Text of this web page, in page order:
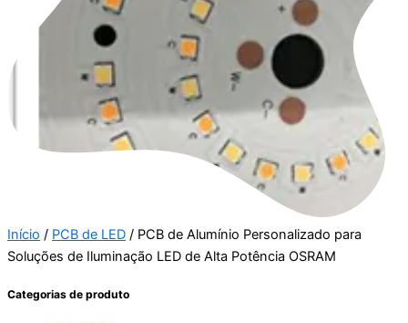
Início / PCB de LED / PCB de Alumínio Personalizado para
Soluções de Iluminação LED de Alta Potência OSRAM
Categorias de produto